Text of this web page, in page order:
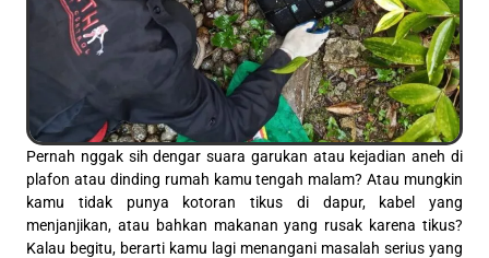
Pernah nggak sih dengar suara garukan atau kejadian aneh di
plafon atau dinding rumah kamu tengah malam? Atau mungkin
kamu tidak punya kotoran tikus di dapur, kabel yang
menjanjikan, atau bahkan makanan yang rusak karena tikus?
Kalau begitu, berarti kamu lagi menangani masalah serius yang